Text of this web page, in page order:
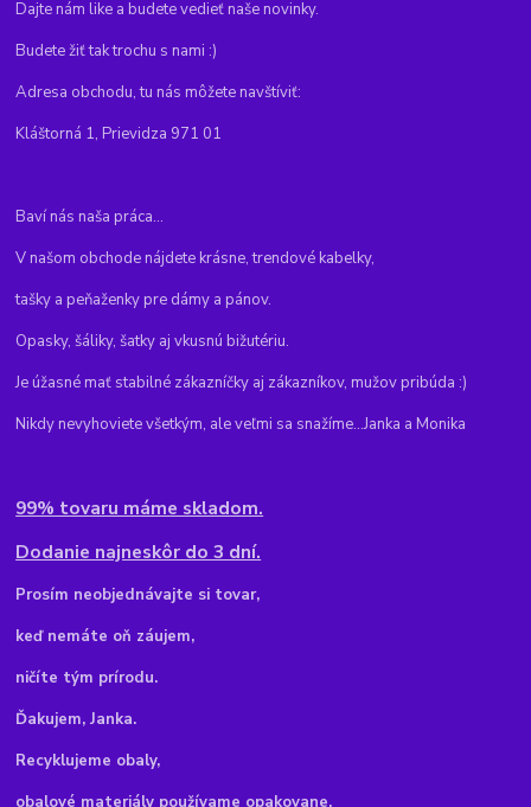
Dajte nám like a budete vedieť naše novinky.
Budete žiť tak trochu s nami :)
Adresa obchodu, tu nás môžete navštíviť:
Kláštorná 1, Prievidza 971 01
Baví nás naša práca...
V našom obchode nájdete krásne, trendové kabelky,
tašky a peňaženky pre dámy a pánov.
Opasky, šáliky, šatky aj vkusnú bižutériu.
Je úžasné mať stabilné zákazníčky aj zákazníkov, mužov pribúda :)
Nikdy nevyhoviete všetkým, ale veľmi sa snažíme...Janka a Monika
99% tovaru máme skladom.
Dodanie najneskôr do 3 dní.
Prosím neobjednávajte si tovar,
keď nemáte oň záujem,
ničíte tým prírodu.
Ďakujem, Janka.
Recyklujeme obaly,
obalové materiály používame opakovane.